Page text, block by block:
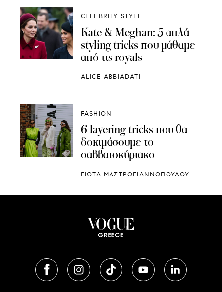
CELEBRITY STYLE
Kate & Meghan: 5 απλά
styling tricks που μάθαμε
από τις royals
ALICE ABBIADATI
FASHION
6 layering tricks που θα
δοκιμάσουμε το
σαββατοκύριακο
ΓΙΩΤΑ ΜΑΣΤΡΟΓΙΑΝΝΟΠΟΥΛΟΥ